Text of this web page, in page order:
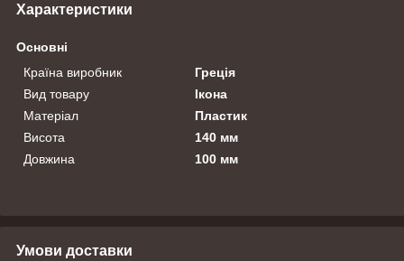
Характеристики
Основні
Країна виробник
Греція
Вид товару
Ікона
Матеріал
Пластик
Висота
140 мм
Довжина
100 мм
Умови доставки